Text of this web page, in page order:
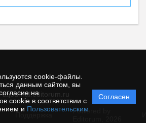
cookie-файлы.
данным сайтом, вы
на
cookie в соответствии с
и Пользовательским
Согласен
atjournal.editorum.ru
Powered by